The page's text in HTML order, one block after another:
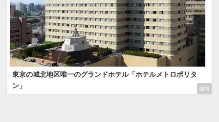
国内
東京の城北地区唯一のグランドホテル「ホテルメトロポリタ
ン」